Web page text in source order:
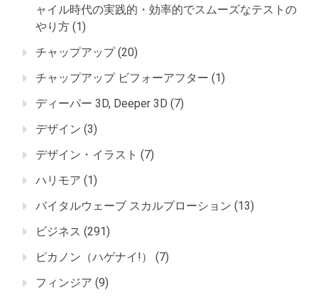
ャイル時代の実践的・効率的でスムーズなテストの
やり方 (1)
チャップアップ(20)
チャップアップ ビフォーアフター (1)
ディーパー 3D, Deeper 3D (7)
デザイン (3)
デザイン・イラスト (7)
ハリモア (1)
バイタルウェーブ スカルプローション (13)
ビジネス (291)
ピカノン（ハゲナイ!）
(7)
フィンジア (9)